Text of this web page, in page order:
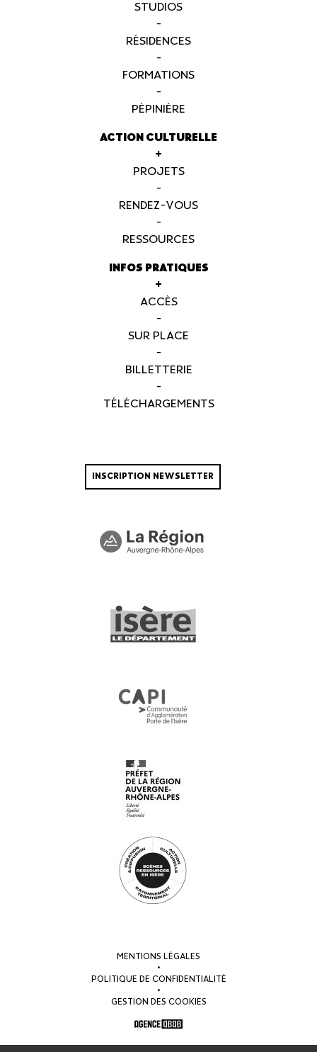
STUDIOS
-
RÉSIDENCES
-
FORMATIONS
-
PÉPINIÈRE
ACTION CULTURELLE
+
PROJETS
-
RENDEZ-VOUS
-
RESSOURCES
INFOS PRATIQUES
+
ACCÈS
-
SUR PLACE
-
BILLETTERIE
-
TÉLÉCHARGEMENTS
INSCRIPTION NEWSLETTER
MENTIONS LÉGALES
•
POLITIQUE DE CONFIDENTIALITÉ
•
GESTION DES COOKIES